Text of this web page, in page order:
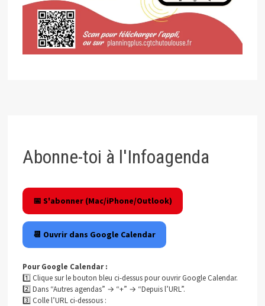
Abonne-toi à l'Infoagenda
📅 S'abonner (Mac/iPhone/Outlook)
📆 Ouvrir dans Google Calendar
Pour Google Calendar :
1️⃣ Clique sur le bouton bleu ci-dessus pour ouvrir Google Calendar.
2️⃣ Dans “Autres agendas” → “+” → “Depuis l’URL”.
3️⃣ Colle l’URL ci-dessous :